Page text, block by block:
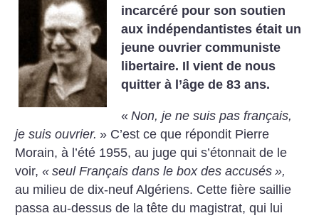
incarcéré pour son soutien
aux indépendantistes était un
jeune ouvrier communiste
libertaire. Il vient de nous
quitter à l’âge de 83 ans.
« Non, je ne suis pas français,
je suis ouvrier. » C’est ce que répondit Pierre
Morain, à l’été 1955, au juge qui s’étonnait de le
voir,« seul Français dans le box des accusés »,
au milieu de dix-neuf Algériens. Cette fière saillie
passa au-dessus de la tête du magistrat, qui lui